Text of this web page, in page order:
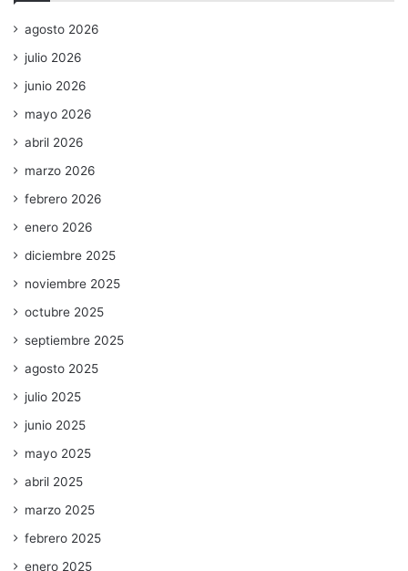
agosto 2026
julio 2026
junio 2026
mayo 2026
abril 2026
marzo 2026
febrero 2026
enero 2026
diciembre 2025
noviembre 2025
octubre 2025
septiembre 2025
agosto 2025
julio 2025
junio 2025
mayo 2025
abril 2025
marzo 2025
febrero 2025
enero 2025